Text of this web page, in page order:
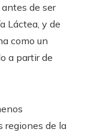
de ser
Láctea, y de
como un
a partir de
regiones de la